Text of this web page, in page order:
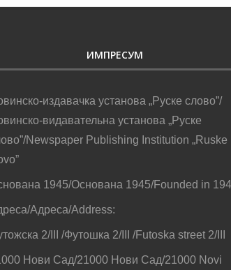
ИМПРЕСУМ
издавачка установа „Руске слово”/
видавательна установа „Руске
Newspaper Publishing Institution „Ruske
1945/Основана 1945/Founded in
Адреса/Address:
2/III /Футошка 2/III /Futoska street 2/III
Нови Сад/21000 Нови Сад/21000 Novi